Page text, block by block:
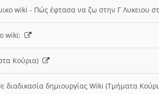
wiki - Πώς έφτασα να ζω στην Γ Λυκειου
wiki;
Κούρια)
διαδικασία δημιουργίας Wiki (Τμήματα